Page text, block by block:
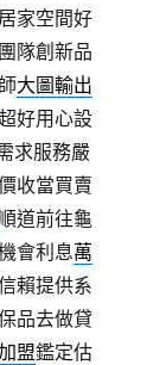
家空間好
隊創新品
大圖輸出
好用心設
求服務嚴
收當買賣
順道前往龜
會利息萬
賴提供系
品去做貸
盟鑑定估